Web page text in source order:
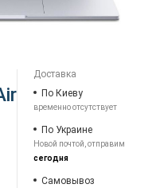
Доставка
По Киеву
временно отсутствует
По Украине
Новой почтой, отправим
сегодня
Самовывоз